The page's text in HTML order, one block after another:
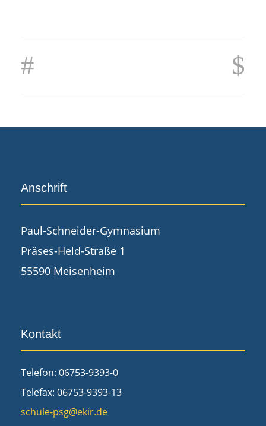
Anschrift
Paul-Schneider-Gymnasium
Präses-Held-Straße 1
55590 Meisenheim
Kontakt
Telefon: 06753-9393-0
Telefax: 06753-9393-13
schule-psg@ekir.de